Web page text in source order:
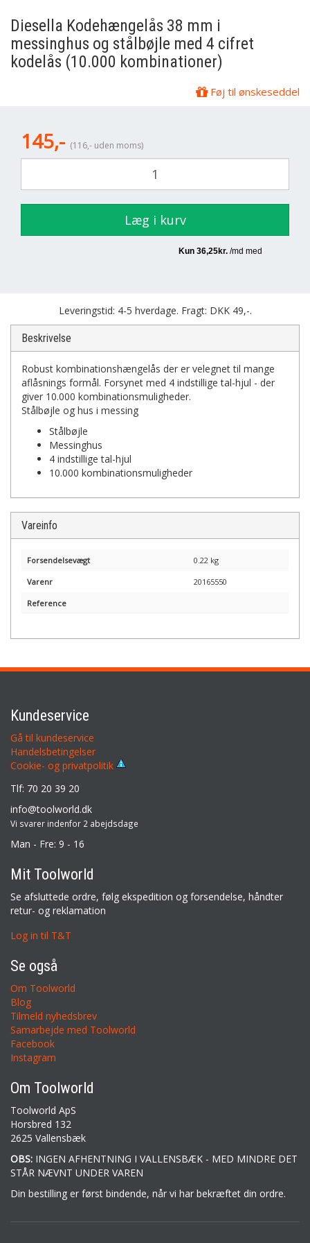
Diesella Kodehængelås 38 mm i
messinghus og stålbøjle med 4 cifret
kodelås (10.000 kombinationer)
Føj til ønskeseddel
145,- (116,- uden moms)
Læg i kurv
Leveringstid: 4-5 hverdage. Fragt: DKK 49,-.
Beskrivelse
Robust kombinationshængelås der er velegnet til mange
aflåsnings formål. Forsynet med 4 indstillige tal-hjul - der
giver 10.000 kombinationsmuligheder.
Stålbøjle og hus i messing
Stålbøjle
Messinghus
4 indstillige tal-hjul
10.000 kombinationsmuligheder
Vareinfo
Forsendelsevægt 0.22 kg
Varenr 20165550
Reference
Kundeservice
Gå til kundeservice
Handelsbetingelser
Cookie- og privatpolitik
Tlf: 70 20 39 20
info@toolworld.dk
Vi svarer indenfor 2 abejdsdage
Man - Fre: 9 - 16
Mit Toolworld
Se afsluttede ordre, følg ekspedition og forsendelse, håndter
retur- og reklamation
Log in til T&T
Se også
Om Toolworld
Blog
Tilmeld nyhedsbrev
Samarbejde med Toolworld
Facebook
Instagram
Om Toolworld
Toolworld ApS
Horsbred 132
2625 Vallensbæk
OBS: INGEN AFHENTNING I VALLENSBÆK - MED MINDRE DET
STÅR NÆVNT UNDER VAREN
Din bestilling er først bindende, når vi har bekræftet din ordre.